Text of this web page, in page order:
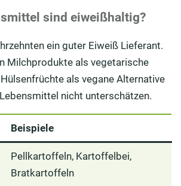
sind eiweißhaltig?
ein guter Eiweiß Lieferant.
Milchprodukte als vegetarische
als vegane Alternative
nicht unterschätzen.
Beispiele
Pellkartoffeln, Kartoffelbei,
Bratkartoffeln